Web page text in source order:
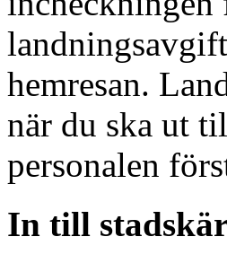
hemresan.
när du ska ut
personalen
In till